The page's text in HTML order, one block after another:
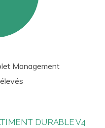
Management
DURABLE V4